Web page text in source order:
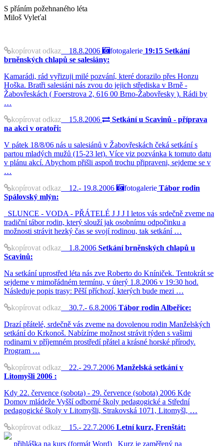
S přáním požehnaného léta
Miloš Vyleťal
kopírovat odkaz 18.8.2006 fotogalerie 19:15 Setkání
brněnských chlapů se salesiány:
Kamarádi, rád vyřizuji milé pozvání, které dorazilo přes Honzu
Hoška. Bratři salesiáni nás zvou do jejich střediska v Brně -
Žabovřeskách ( Foerstrova 2, 616 00 Brno-Žabovřesky ). Rádi by
…
kopírovat odkaz 15.8.2006
Setkání u Scavinů - příprava
na akci v oratoři:
V pátek 18/8/06 nás u salesiánů v Žabovřeskách čeká setkání s
partou mladých mužů (15-23 let). Více viz pozvánka k tomuto datu
v plánu akcí. Abychom přišli aspoň trochu připraveni, sejdeme se v
…
kopírovat odkaz 12.- 19.8.2006 fotogalerie Tábor rodin
Spálovský mlýn:
SLUNCE - VODA - PŘÁTELÉ J J J I letos vás srdečně zveme na
tradiční tábor rodin, který slouží jak osobnímu odpočinku a
možnosti strávit hezký čas se svojí rodinou, tak setkání …
kopírovat odkaz 1.8.2006 Setkání brněnských chlapů u
Scavinů:
Na setkání uprostřed léta nás zve Roberto do Kníniček. Tentokrát se
sejdeme v mimořádném termínu, v úterý 1.8.2006 v 19:30 hod.
Následuje popis trasy: Pěší příchozí, kterých bude mezi …
kopírovat odkaz 30.7.- 6.8.2006 Tábor rodin Albeřice:
Drazí přátelé, srdečně vás zveme na dovolenou rodin Manželských
setkání do Krkonoš. Nabízíme možnost strávit týden s vašimi
rodinami v příjemném prostředí přátel a krásné horské přírody.
Program …
kopírovat odkaz 22.- 29.7.2006 Manželská setkání v
Litomyšli 2006 :
Kdy 22. července (sobota) - 29. července (sobota) 2006 Kde
Domov mládeže Vyšší odborné školy pedagogické a Střední
pedagogické školy v Litomyšli, Strakovská 1071, Litomyšl, …
kopírovat odkaz 15.- 22.7.2006 Letní kurz, Frenštát:
přihláška na kurs (formát Word) Kurz je zaměřený na